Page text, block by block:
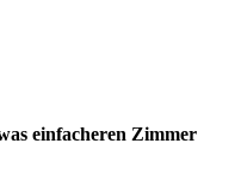
einfacheren Zimmer